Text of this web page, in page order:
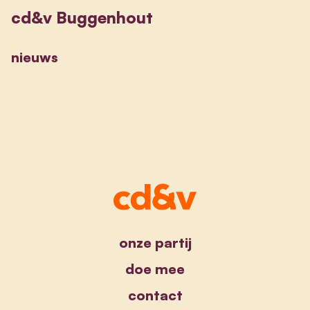
cd&v Buggenhout
nieuws
onze partij
doe mee
contact